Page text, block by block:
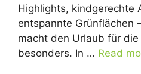
Highlights, kindgerechte
entspannte Grünflächen
macht den Urlaub für die
besonders. In … Read